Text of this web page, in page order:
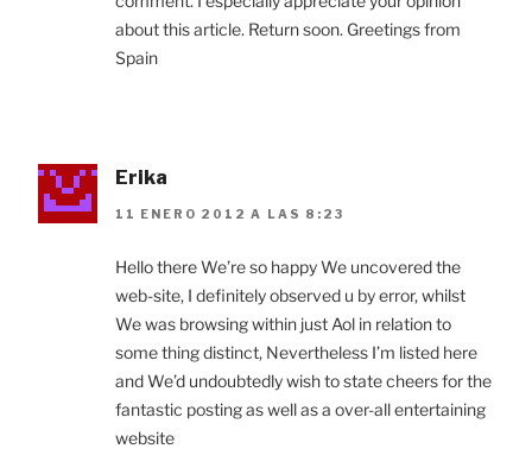
about this article. Return soon. Greetings from
Spain
Erika
11 ENERO 2012 A LAS 8:23
Hello there We’re so happy We uncovered the
web-site, I definitely observed u by error, whilst
We was browsing within just Aol in relation to
some thing distinct, Nevertheless I’m listed here
and We’d undoubtedly wish to state cheers for the
fantastic posting as well as a over-all entertaining
website